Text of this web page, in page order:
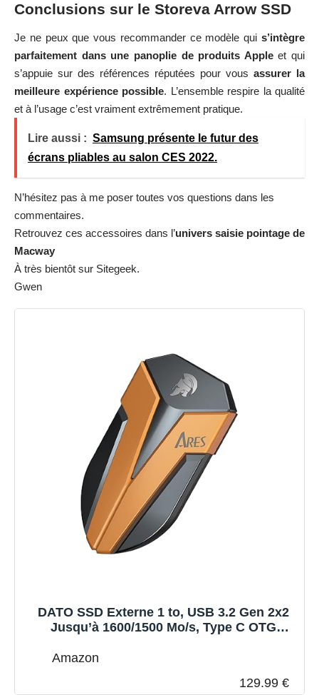
Conclusions sur le Storeva Arrow SSD
Je ne peux que vous recommander ce modèle qui s’intègre
parfaitement dans une panoplie de produits Appleet qui
s’appuie sur des références réputées pour vous assurer la
meilleure expérience possible. L’ensemble respire la qualité
et à l’usage c’est vraiment extrêmement pratique.
Lire aussi : Samsung présente le futur des
écrans pliables au salon CES 2022.
N’hésitez pas à me poser toutes vos questions dans les
commentaires.
Retrouvez ces accessoires dans l’univers saisie pointage de
Macway
À très bientôt sur Sitegeek.
Gwen
DATO SSD Externe 1 to, USB 3.2 Gen 2x2
Jusqu’à 1600/1500 Mo/s, Type C OTG
IP67, Compatible avec PS5 & Xbox - ARES
Amazon
129.99 €